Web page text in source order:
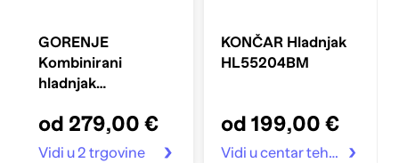
GORENJE
Kombinirani
hladnjak
od 279,00 €
Vidi u 2 trgovine
KONČAR Hladnjak
HL55204BM
od 199,00 €
Vidi u centar tehnike